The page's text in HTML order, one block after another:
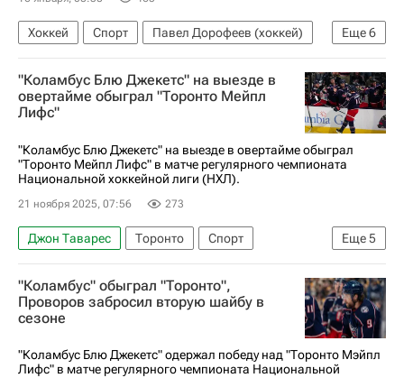
Еще6
Хоккей Спорт
Павел Дорофеев (хоккей)
Марк Стоун
Томаш Гертл
Джек Айкел
Вегас Голден Найтс
Торонто Мейпл Лифс
Национальная хоккейная лига (НХЛ)
"Коламбус Блю Джекетс" на выезде в
овертайме обыграл "Торонто Мейпл
Лифс"
"Коламбус Блю Джекетс" на выезде в овертайме обыграл
"Торонто Мейпл Лифс" в матче регулярного чемпионата
Национальной хоккейной лиги (НХЛ).
21 ноября 2025, 07:56 273
Еще5
Джон Таварес Торонто
Спорт
Дмитрий Воронков
Дакота Мермис
Коламбус Блю Джекетс
Торонто Мейпл Лифс
Национальная хоккейная лига (НХЛ)
"Коламбус" обыграл "Торонто",
Проворов забросил вторую шайбу в
сезоне
"Коламбус Блю Джекетс" одержал победу над "Торонто Мэйпл
Лифс" в матче регулярного чемпионата Национальной